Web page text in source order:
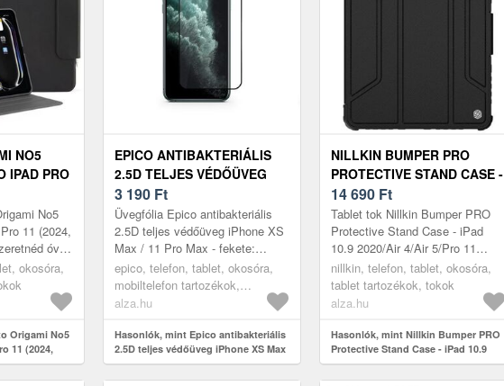
NO5
IPAD PRO
No5
11 (2024,
óvni
okosóra,
Origami No5
11 (2024,
EPICO ANTIBAKTERIÁLIS
2.5D TELJES VÉDŐÜVEG
IPHONE XS MAX / 11 PRO
MAX - FEKETE
3 190 Ft
Üvegfólia Epico antibakteriális
2.5D teljes védőüveg iPhone XS
Max / 11 Pro Max - fekete:
Eszközöd kijelzője még
rendkívüli figyelem és
elővigyázat...
epico, telefon, tablet, okosóra,
mobiltelefon tartozékok,
üvegfóliák
alza.hu
Hasonlók, mint Epico antibakteriális
2.5D teljes védőüveg iPhone XS Max
/ 11 Pro Max - fekete
NILLKIN BUMPER PRO
PROTECTIVE STAND CASE -
IPAD 10.9 2020/AIR 4/AIR
5/PRO 11 2020/2021/2022
FEKETE
14 690 Ft
Tablet tok Nillkin Bumper PRO
Protective Stand Case - iPad
10.9 2020/Air 4/Air 5/Pro 11
2020/2021/2022 Fekete:
Szeretnéd kímélni táblagéped a
karco...
nillkin, telefon, tablet, okosóra,
tablet tartozékok, tokok
alza.hu
Hasonlók, mint Nillkin Bumper PRO
Protective Stand Case - iPad 10.9
2020/Air 4/Air 5/Pro 11
2020/2021/2022 Fekete